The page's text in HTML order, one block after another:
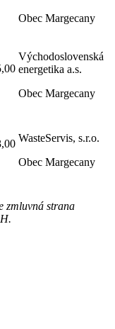
Obec Margecany
Východoslovenská
energetika a.s.
Obec Margecany
WasteServis, s.r.o.
Obec Margecany
zmluvná strana